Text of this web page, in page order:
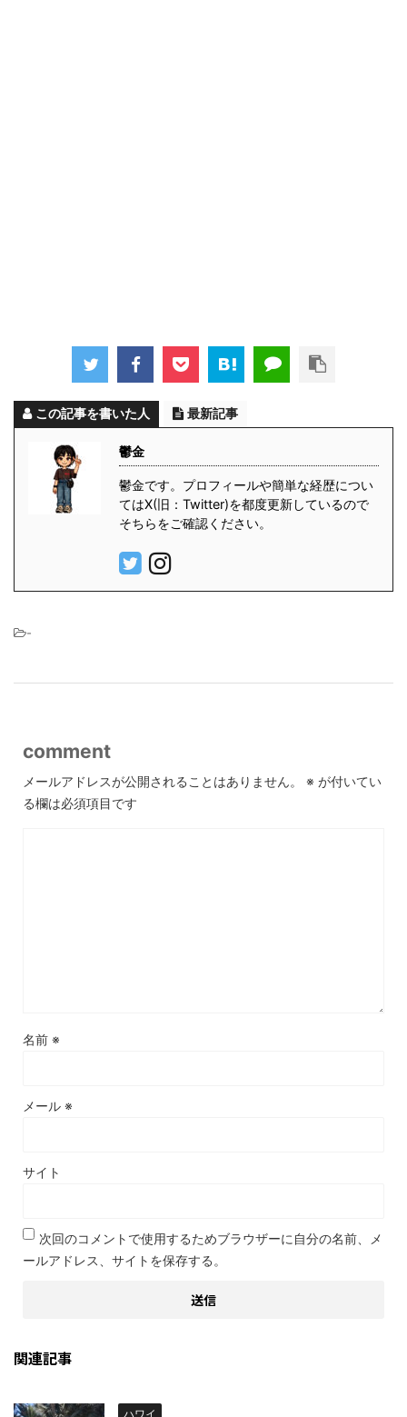
この記事を書いた人 最新記事
鬱金
鬱金です。プロフィールや簡単な経歴につい
てはX(旧：Twitter)を都度更新しているので
そちらをご確認ください。
-
comment
メールアドレスが公開されることはありません。 ※ が付いてい
る欄は必須項目です
名前 ※
メール ※
サイト
次回のコメントで使用するためブラウザーに自分の名前、メ
ールアドレス、サイトを保存する。
関連記事
ハワイ